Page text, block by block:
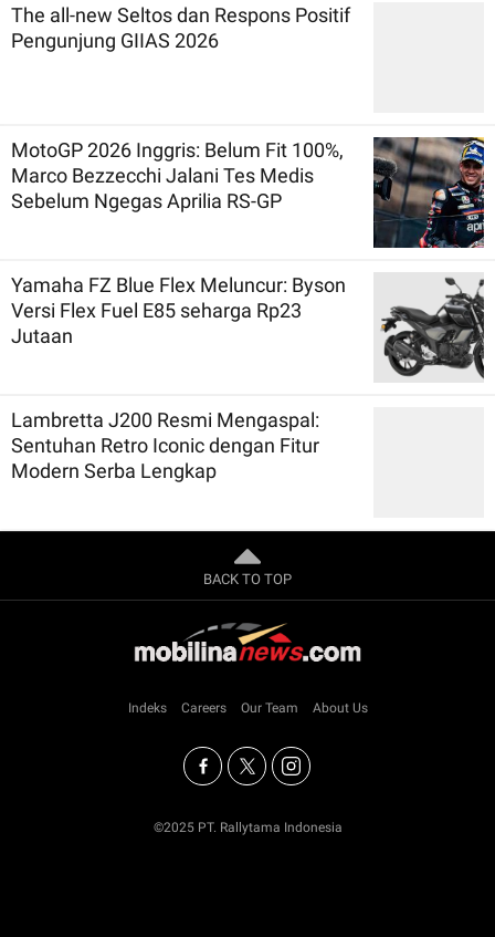
The all-new Seltos dan Respons Positif
Pengunjung GIIAS 2026
MotoGP 2026 Inggris: Belum Fit 100%,
Marco Bezzecchi Jalani Tes Medis
Sebelum Ngegas Aprilia RS-GP
Yamaha FZ Blue Flex Meluncur: Byson
Versi Flex Fuel E85 seharga Rp23
Jutaan
Lambretta J200 Resmi Mengaspal:
Sentuhan Retro Iconic dengan Fitur
Modern Serba Lengkap
BACK TO TOP
Indeks Careers Our Team About Us
©2025 PT. Rallytama Indonesia